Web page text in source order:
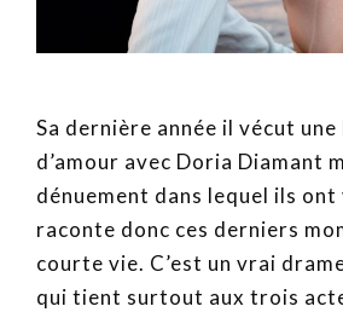
Sa dernière année il vécut
d’amour avec Doria Diamant
dénuement dans lequel ils ont
raconte donc ces derniers
courte vie. C’est un vrai
qui tient surtout aux trois